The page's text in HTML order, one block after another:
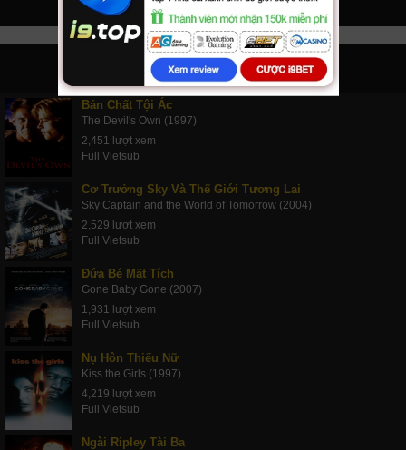
PHIM LIÊN QUAN
Bản Chất Tội Ác
The Devil's Own (1997)
2,451 lượt xem
Full Vietsub
Cơ Trưởng Sky Và Thế Giới Tương Lai
Sky Captain and the World of Tomorrow (2004)
2,529 lượt xem
Full Vietsub
Đứa Bé Mất Tích
Gone Baby Gone (2007)
1,931 lượt xem
Full Vietsub
Nụ Hôn Thiếu Nữ
Kiss the Girls (1997)
4,219 lượt xem
Full Vietsub
Ngài Ripley Tài Ba